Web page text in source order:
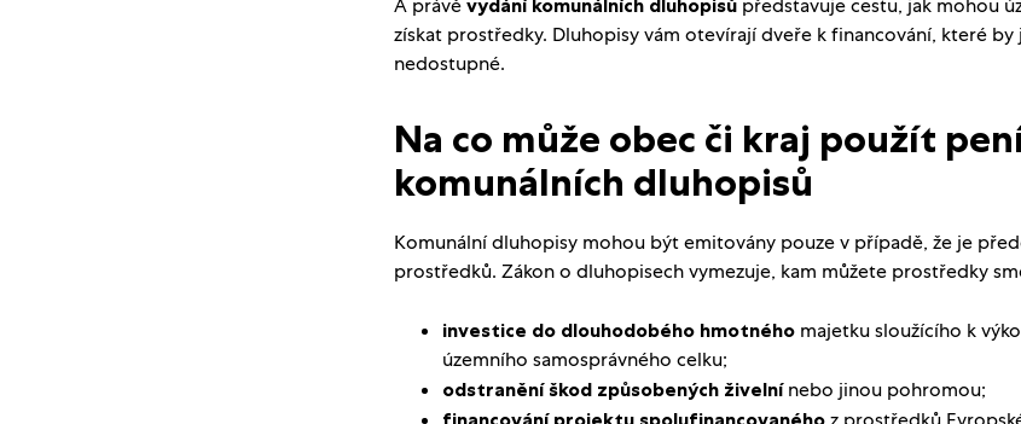
A právě vydání komunálních dluhopisů představuje cestu, jak mohou
získat prostředky. Dluhopisy vám otevírají dveře k financování, které by
nedostupné.
Na co může obec či kraj použít
komunálních dluhopisů
Komunální dluhopisy mohou být emitovány pouze v případě, že je
prostředků. Zákon o dluhopisech vymezuje, kam můžete prostředky
investice do dlouhodobého hmotného majetku sloužícího k
územního samosprávného celku;
odstranění škod způsobených živelní nebo jinou pohromou;